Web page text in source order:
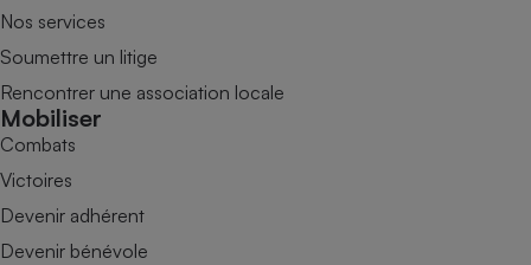
Nos services
Soumettre un litige
Rencontrer une association locale
Mobiliser
Combats
Victoires
Devenir adhérent
Devenir bénévole